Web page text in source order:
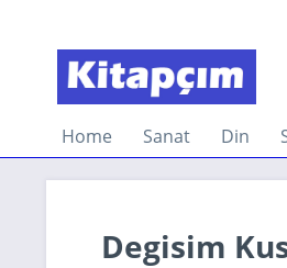
Home Sanat Din
Degisim